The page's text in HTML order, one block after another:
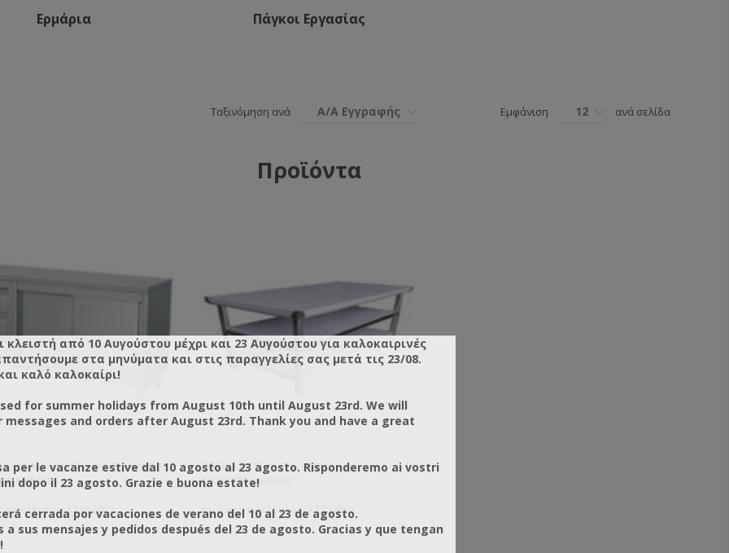
Ερμάρια Πάγκοι Εργασίας
Ταξινόμηση ανά Α/Α Εγγραφής Εμφάνιση 12 ανά σελίδα
Προϊόντα
ΕΡΓΑΣΊΑΣ ΜΕ ΣΥΡΤΑΡΙΑ ΙΝΟΧ
προϊόντος: XT153002
ΠΆΓΚΟΣ ΕΡΓΑΣΊΑΣ INOX
1800X800X850MM
Κωδικός προϊόντος: ΧΤ153001
κλειστή από 10 Αυγούστου μέχρι και 23 Αυγούστου για καλοκαιρινές
στα μηνύματα και στις παραγγελίες σας μετά τις 23/08.
καλό καλοκαίρι!
for summer holidays from August 10th until August 23rd. We will
messages and orders after August 23rd. Thank you and have a great
per le vacanze estive dal 10 agosto al 23 agosto. Risponderemo ai vostri
dopo il 23 agosto. Grazie e buona estate!
cerrada por vacaciones de verano del 10 al 23 de agosto.
a sus mensajes y pedidos después del 23 de agosto. Gracias y que tengan